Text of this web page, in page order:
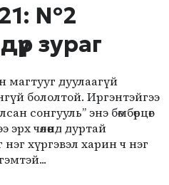
№2
зураг
магтууг дуулаагүй
бололтой. Иргэнтэйгээ
сонгууль” энэ бөмбөрцөг
чөлөөнд дуртай
хүргэвэл харин ч нэг